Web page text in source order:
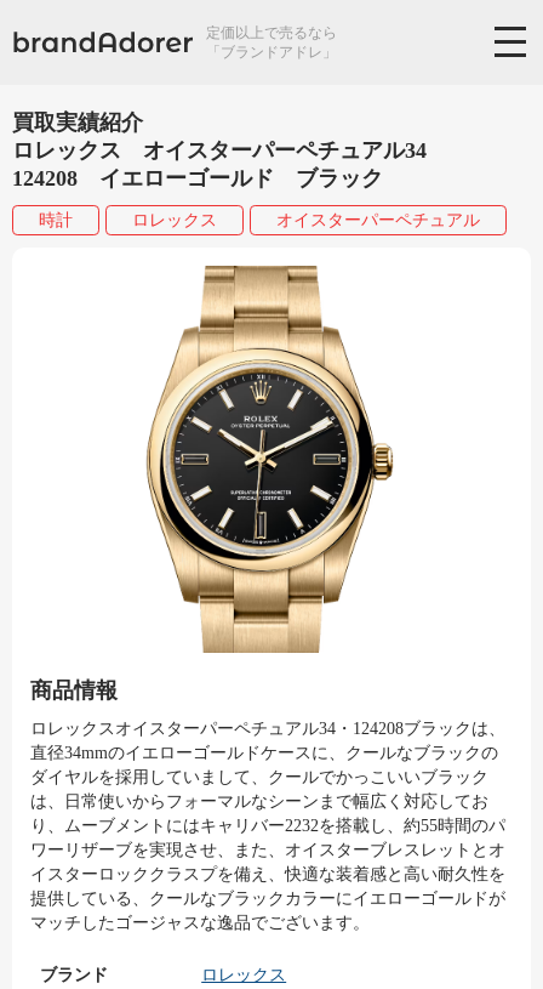
定価以上で売るなら
「ブランドアドレ」
買取実績紹介
ロレックス オイスターパーペチュアル34
124208 イエローゴールド ブラック
時計 ロレックス オイスターパーペチュアル
商品情報
ロレックスオイスターパーペチュアル34・124208ブラックは、
直径34mmのイエローゴールドケースに、クールなブラックの
ダイヤルを採用していまして、​クールでかっこいいブラック
は、日常使いからフォーマルなシーンまで幅広く対応してお
り、​ムーブメントにはキャリバー2232を搭載し、約55時間のパ
ワーリザーブを実現させ、また、オイスターブレスレットとオ
イスターロッククラスプを備え、快適な装着感と高い耐久性を
提供している、クールなブラックカラーにイエローゴールドが
マッチしたゴージャスな逸品でございます。
ブランド ロレックス